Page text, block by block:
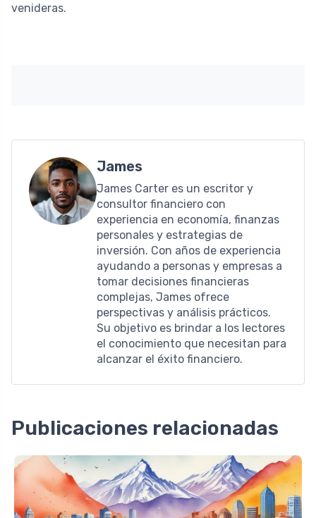
venideras.
James
James Carter es un escritor y
consultor financiero con
experiencia en economía, finanzas
personales y estrategias de
inversión. Con años de experiencia
ayudando a personas y empresas a
tomar decisiones financieras
complejas, James ofrece
perspectivas y análisis prácticos.
Su objetivo es brindar a los lectores
el conocimiento que necesitan para
alcanzar el éxito financiero.
Publicaciones relacionadas